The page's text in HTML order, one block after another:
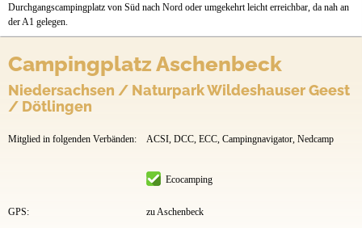
Durchgangscampingplatz von Süd nach Nord oder umgekehrt leicht erreichbar, da nah an
der A1 gelegen.
Campingplatz Aschenbeck
Niedersachsen / Naturpark Wildeshauser Geest
/ Dötlingen
Mitglied in folgenden Verbänden: ACSI, DCC, ECC, Campingnavigator, Nedcamp
Ecocamping
GPS: zu Aschenbeck